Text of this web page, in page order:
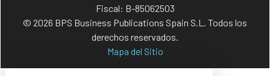
Fiscal: B-85062503
© 2026 BPS Business Publications Spain S.L. Todos los
derechos reservados.
Mapa del Sitio